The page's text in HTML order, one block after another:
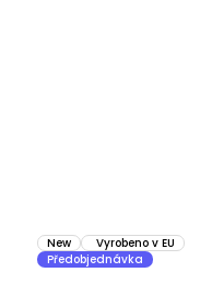
New
Vyrobeno v EU
Předobjednávka